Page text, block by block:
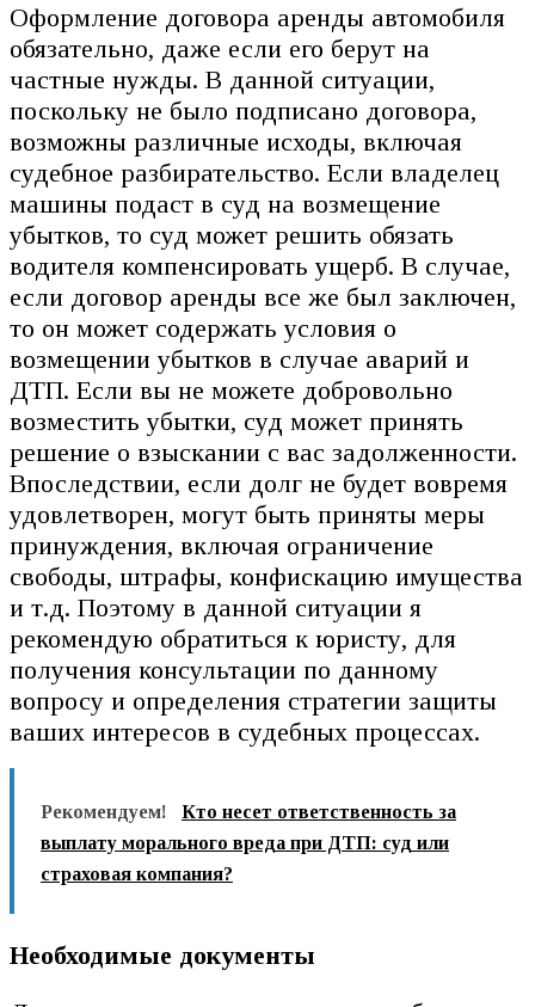
Оформление договора аренды автомобиля
обязательно, даже если его берут на
частные нужды. В данной ситуации,
поскольку не было подписано договора,
возможны различные исходы, включая
судебное разбирательство. Если владелец
машины подаст в суд на возмещение
убытков, то суд может решить обязать
водителя компенсировать ущерб. В случае,
если договор аренды все же был заключен,
то он может содержать условия о
возмещении убытков в случае аварий и
ДТП. Если вы не можете добровольно
возместить убытки, суд может принять
решение о взыскании с вас задолженности.
Впоследствии, если долг не будет вовремя
удовлетворен, могут быть приняты меры
принуждения, включая ограничение
свободы, штрафы, конфискацию имущества
и т.д. Поэтому в данной ситуации я
рекомендую обратиться к юристу, для
получения консультации по данному
вопросу и определения стратегии защиты
ваших интересов в судебных процессах.
Рекомендуем!
Кто несет ответственность за
выплату морального вреда при ДТП: суд или
страховая компания?
Необходимые документы